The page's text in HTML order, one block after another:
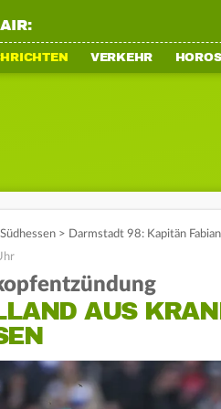
VERKEHR
Südhessen > Darmstadt 98: Kapitän
AUS